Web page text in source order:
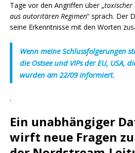
Tage vor den Angriffen über „toxischer
aus autoritären Regimen“ sprach. Der
seine Erkenntnisse mit den Worten
Wenn meine Schlussfolgerungen
die Ostsee und VIPs der EU, USA,
wurden am 22/09 informiert.
.
Ein unabhängiger
wirft neue Fragen